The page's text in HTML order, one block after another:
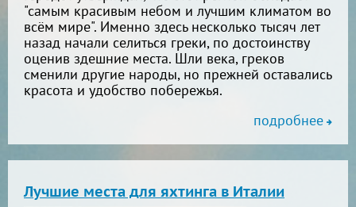
"самым красивым небом и лучшим климатом во
всём мире". Именно здесь несколько тысяч лет
назад начали селиться греки, по достоинству
оценив здешние места. Шли века, греков
сменили другие народы, но прежней оставались
красота и удобство побережья.
подробнее
Лучшие места для яхтинга в Италии